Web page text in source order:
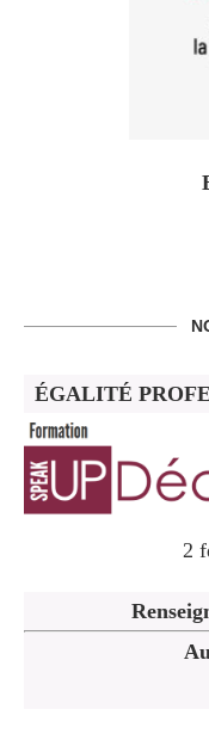
ÉGALITÉ
2